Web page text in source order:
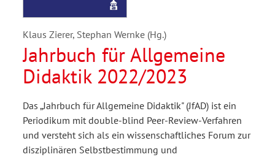
Klaus Zierer, Stephan Wernke (Hg.)
Jahrbuch für Allgemeine
Didaktik 2022/2023
Das „Jahrbuch für Allgemeine Didaktik" (JfAD) ist ein
Periodikum mit double-blind Peer-Review-Verfahren
und versteht sich als ein wissenschaftliches Forum zur
disziplinären Selbstbestimmung und